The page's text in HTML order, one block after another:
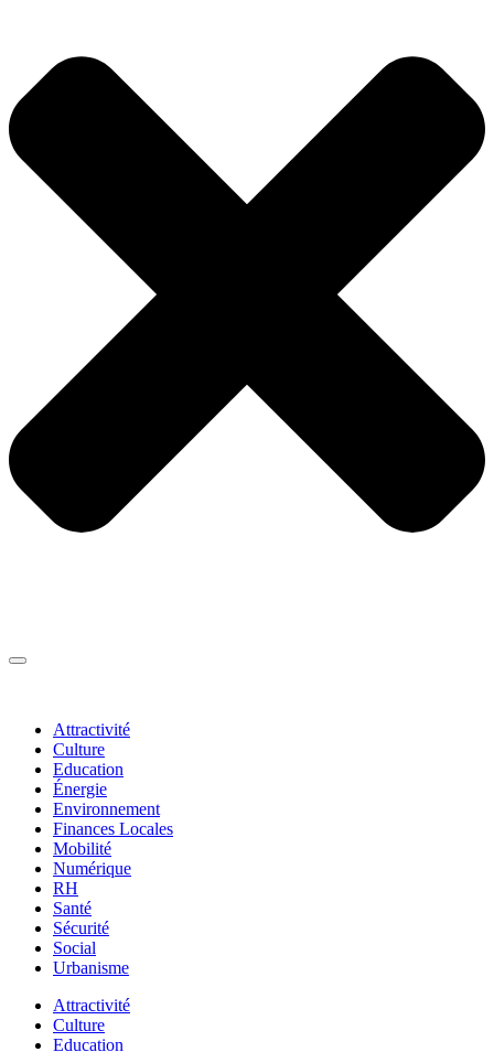
Attractivité
Culture
Education
Énergie
Environnement
Finances Locales
Mobilité
Numérique
RH
Santé
Sécurité
Social
Urbanisme
Attractivité
Culture
Education